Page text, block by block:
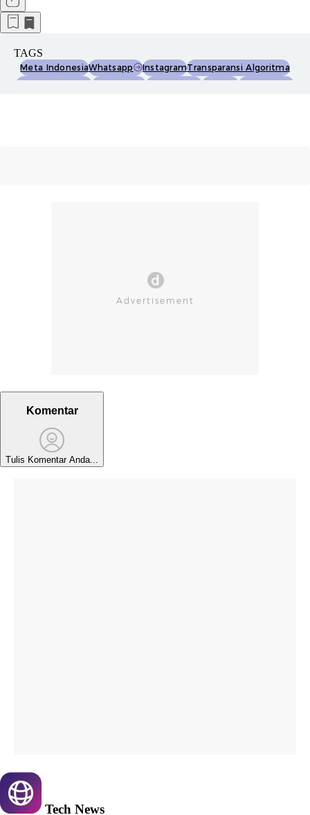
TAGS
Meta IndonesiaWhatsapp InstagramTransparansi Algoritma
Komentar
Tulis Komentar Anda...
Tech News